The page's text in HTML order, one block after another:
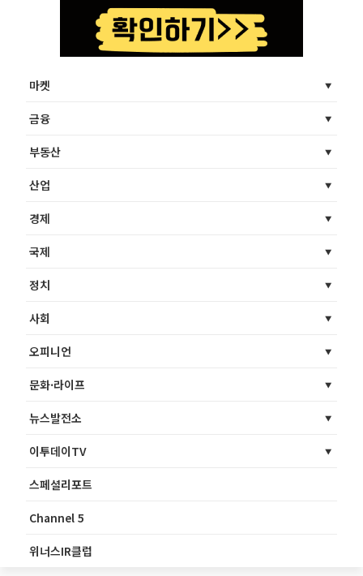
마켓
금융
부동산
산업
경제
국제
정치
사회
오피니언
문화·라이프
뉴스발전소
이투데이TV
스페셜리포트
Channel 5
위너스IR클럽